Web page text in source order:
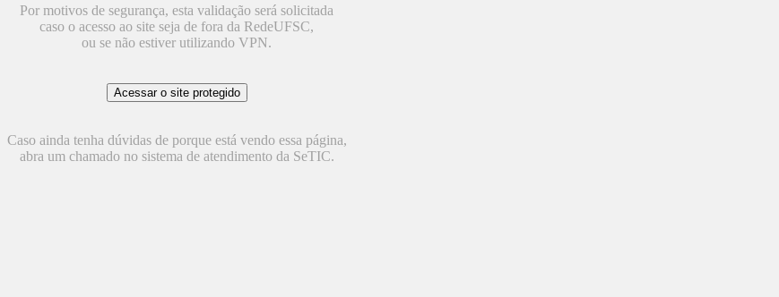
Por motivos de segurança, esta validação será solicitada
caso o acesso ao site seja de fora da RedeUFSC,
ou se não estiver utilizando VPN.
Caso ainda tenha dúvidas de porque está vendo essa página,
abra um chamado no sistema de atendimento da SeTIC.